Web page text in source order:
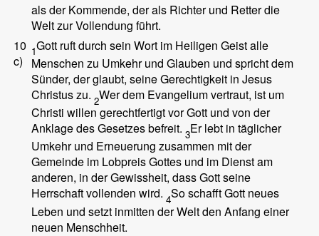
als der Kommende, der als Richter und Retter die
Welt zur Vollendung führt.
10
c)
1Gott ruft durch sein Wort im Heiligen Geist alle
Menschen zu Umkehr und Glauben und spricht dem
Sünder, der glaubt, seine Gerechtigkeit in Jesus
Christus zu. 2Wer dem Evangelium vertraut, ist um
Christi willen gerechtfertigt vor Gott und von der
Anklage des Gesetzes befreit. 3Er lebt in täglicher
Umkehr und Erneuerung zusammen mit der
Gemeinde im Lobpreis Gottes und im Dienst am
anderen, in der Gewissheit, dass Gott seine
Herrschaft vollenden wird. 4So schafft Gott neues
Leben und setzt inmitten der Welt den Anfang einer
neuen Menschheit.